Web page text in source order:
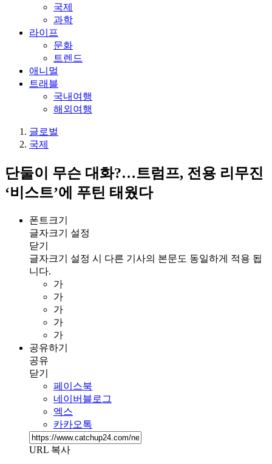
국제
과학
라이프
문화
트렌드
애니멀
트래블
국내여행
해외여행
글로벌
국제
단둘이 무슨 대화?…트럼프, 전용 리무진
‘비스트’에 푸틴 태웠다
폰트크기
글자크기 설정
닫기
글자크기 설정 시 다른 기사의 본문도 동일하게 적용 됩
니다.
가
가
가
가
가
공유하기
공유
닫기
페이스북
네이버블로그
엑스
카카오톡
URL 복사